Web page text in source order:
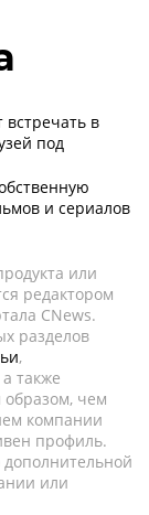
встречать в
под
и сериалов
или
редактором
CNews.
разделов
,
также
образом, чем
компании
профиль.
или